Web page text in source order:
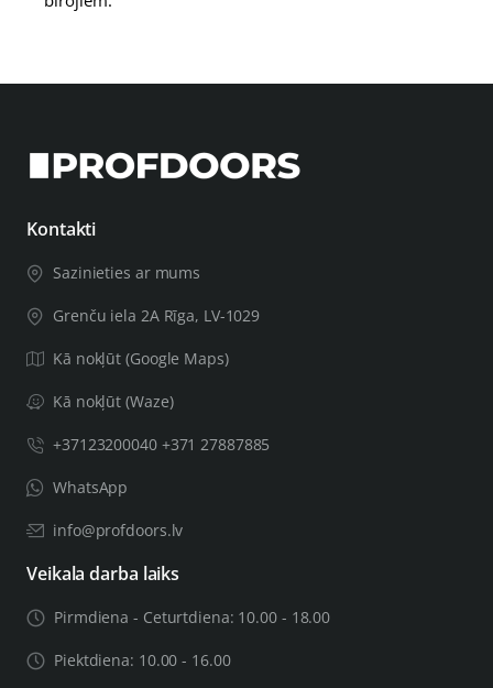
Kontakti
Sazinieties ar mums
Grenču iela 2A Rīga, LV-1029
Kā nokļūt (Google Maps)
Kā nokļūt (Waze)
+37123200040 +371 27887885
WhatsApp
info@profdoors.lv
Veikala darba laiks
Pirmdiena - Ceturtdiena: 10.00 - 18.00
Piektdiena: 10.00 - 16.00